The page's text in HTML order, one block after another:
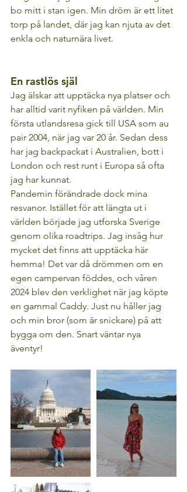
bo mitt i stan igen. Min dröm är ett litet
torp på landet, där jag kan njuta av det
enkla och naturnära livet.
En rastlös själ
Jag älskar att upptäcka nya platser och
har alltid varit nyfiken på världen. Min
första utlandsresa gick till USA som au
pair 2004, när jag var 20 år. Sedan dess
har jag backpackat i Australien, bott i
London och rest runt i Europa så ofta
jag har kunnat.
Pandemin förändrade dock mina
resvanor. Istället för att längta ut i
världen började jag utforska Sverige
genom olika roadtrips. Jag insåg hur
mycket det finns att upptäcka här
hemma! Det var då drömmen om en
egen campervan föddes, och våren
2024 blev den verklighet när jag köpte
en gammal Caddy. Just nu håller jag
och min bror (som är snickare) på att
bygga om den. Snart väntar nya
äventyr!